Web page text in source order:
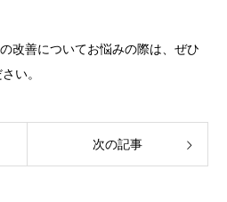
改善についてお悩みの際は、ぜひ
い。
次の記事